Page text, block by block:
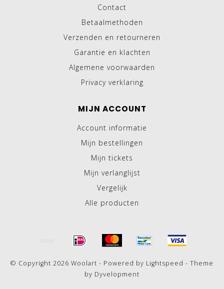
Contact
Betaalmethoden
Verzenden en retourneren
Garantie en klachten
Algemene voorwaarden
Privacy verklaring
MIJN ACCOUNT
Account informatie
Mijn bestellingen
Mijn tickets
Mijn verlanglijst
Vergelijk
Alle producten
© Copyright 2026 Woolart - Powered by Lightspeed - Theme
by Dyvelopment